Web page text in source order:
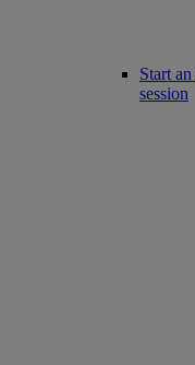
Start
session